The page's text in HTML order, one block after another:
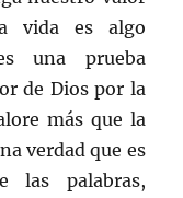
vida es algo
una prueba
de Dios por la
más que la
verdad que es
las palabras,